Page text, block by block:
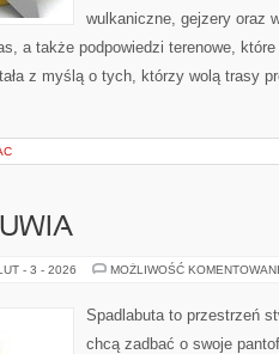
wulkaniczne, gejzery oraz
a także podpowiedzi terenowe,
z myślą o tych, którzy wolą trasy
- 3 - 2026 MOŻLIWOŚĆ
Spadlabuta to przestrzeń
chcą zadbać o swoje